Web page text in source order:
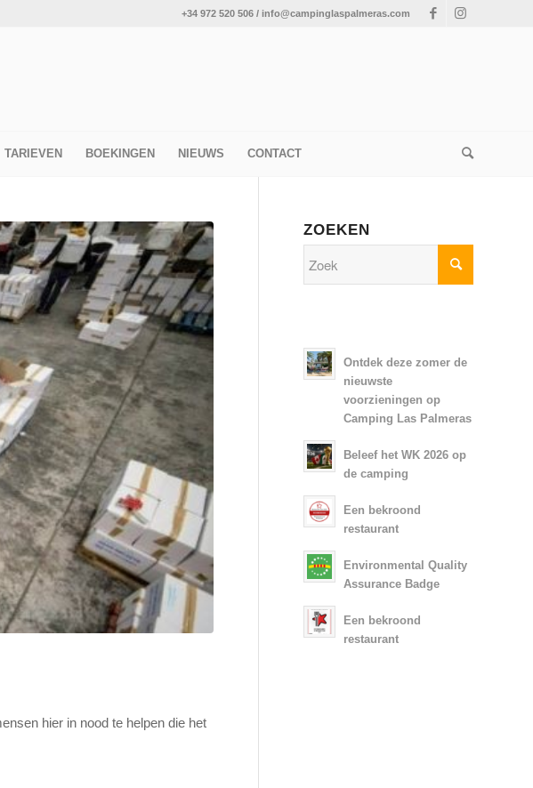
+34 972 520 506 / info@campinglaspalmeras.com
TARIEVEN BOEKINGEN NIEUWS CONTACT
hier in nood te helpen die het
ZOEKEN
Ontdek deze zomer de
nieuwste
voorzieningen op
Camping Las Palmeras
Beleef het WK 2026 op
de camping
Een bekroond
restaurant
Environmental Quality
Assurance Badge
Een bekroond
restaurant